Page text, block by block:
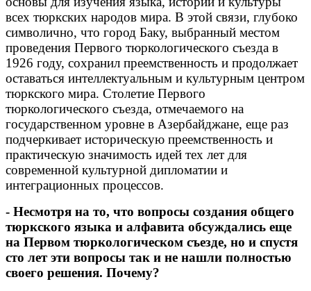
всех тюркских народов мира. В этой связи, глубоко
символично, что город Баку, выбранный местом
проведения Первого тюркологического съезда в
1926 году, сохранил преемственность и продолжает
оставаться интеллектуальным и культурным центром
тюркского мира. Столетие Первого
тюркологического съезда, отмечаемого на
государственном уровне в Азербайджане, еще раз
подчеркивает историческую преемственность и
практическую значимость идей тех лет для
современной культурной дипломатии и
интеграционных процессов.
- Несмотря на то, что вопросы создания общего
тюркского языка и алфавита обсуждались еще
на Первом тюркологическом съезде, но и спустя
сто лет эти вопросы так и не нашли полностью
своего решения. Почему?